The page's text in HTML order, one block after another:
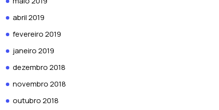
abril 2019
fevereiro 2019
janeiro 2019
dezembro 2018
novembro 2018
outubro 2018